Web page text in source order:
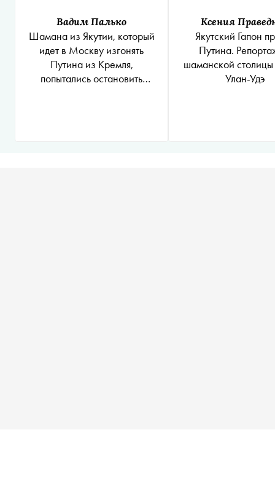
Вадим Палько
Шамана из Якутии, который
идет в Москву изгонять
Путина из Кремля,
попытались остановить
Ксения
Якутский Гапон
Путина.
шаманской
Улан-Удэ